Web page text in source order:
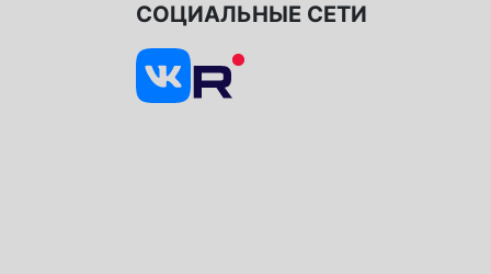
СОЦИАЛЬНЫЕ СЕТИ